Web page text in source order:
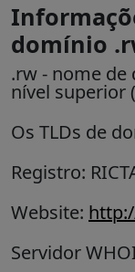
domínio
.rw - nome de
nível superior
Os TLDs de
Registro:
Website:
Servidor